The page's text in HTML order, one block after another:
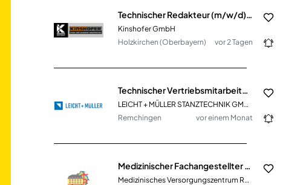
Kinshofer GmbH
Holzkirchen (Oberbayern)
vor 2 Tagen
LEICHT + MÜLLER STANZTECHNIK GMBH + CO. KG
Remchingen
vor einem Monat
Medizinisches Versorgungszentrum Rhein-Hunsrück Ärztliche GmbH